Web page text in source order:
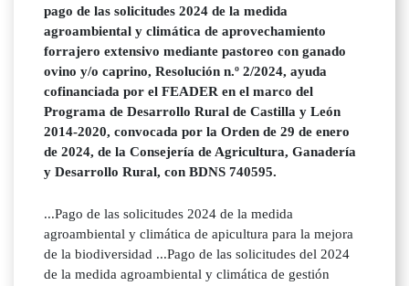
pago de las solicitudes 2024 de la medida
agroambiental y climática de aprovechamiento
forrajero extensivo mediante pastoreo con ganado
ovino y/o caprino, Resolución n.º 2/2024, ayuda
cofinanciada por el FEADER en el marco del
Programa de Desarrollo Rural de Castilla y León
2014-2020, convocada por la Orden de 29 de enero
de 2024, de la Consejería de Agricultura, Ganadería
y Desarrollo Rural, con BDNS 740595.
...Pago de las solicitudes 2024 de la medida
agroambiental y climática de apicultura para la mejora
de la biodiversidad ...Pago de las solicitudes del 2024
de la medida agroambiental y climática de gestión